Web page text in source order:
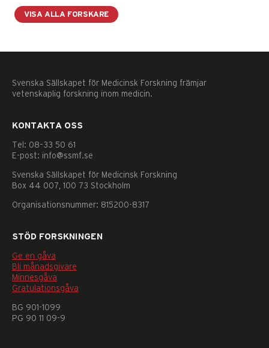
VISA ALLA FORSKARE
Svenska Sällskapet för Medicinsk Forskning främjar
vetenskaplig forskning inom medicin.
KONTAKTA OSS
Tel: 08–33 50 61
E-post: info@ssmf.se
Svenska Sällskapet för Medicinsk Forskning
Box 44 007, 100 73 Stockholm
Organisationsnummer: 815200-8317
STÖD FORSKNINGEN
Ge en gåva
Bli månadsgivare
Minnesgåva
Gratulationsgåva
BG 901-1099
PG 90 11 09-9
Nödvändiga